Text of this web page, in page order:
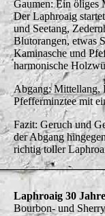
Gaumen: Ein öliges
Der Laphroaig
und Seetang,
Blutorangen, etwas
Kaminasche und
harmonische
Abgang: Mittellang,
Pfefferminztee mit
Fazit: Geruch und
der Abgang
richtig toller
Laphroaig 30
Bourbon- und